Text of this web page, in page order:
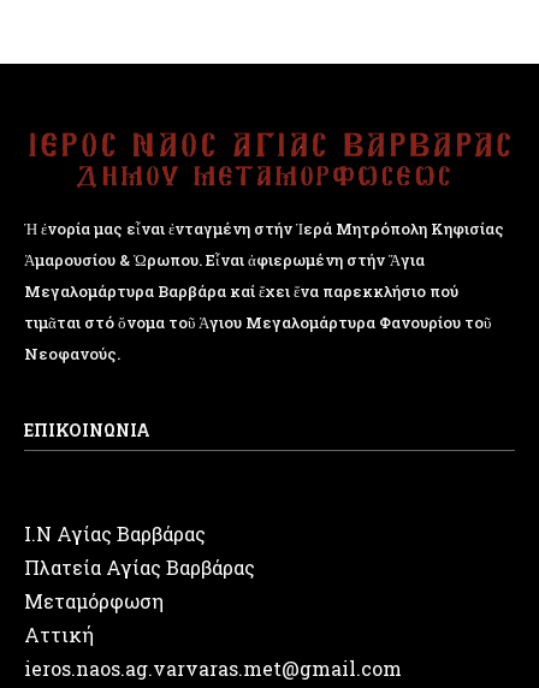
Ἡ ἐνορία μας εἶναι ἐνταγμένη στήν Ἱερά Μητρόπολη Κηφισίας
Ἁμαρουσίου & Ὠρωπου. Εἶναι ἀφιερωμένη στήν Ἅγια
Μεγαλομάρτυρα Βαρβάρα καί ἔχει ἕνα παρεκκλήσιο πού
τιμᾶται στό ὄνομα τοῦ Ἁγιου Μεγαλομάρτυρα Φανουρίου τοῦ
Νεοφανούς.
ΕΠΙΚΟΙΝΩΝΙΑ
Ι.Ν Αγίας Βαρβάρας
Πλατεία Αγίας Βαρβάρας
Μεταμόρφωση
Αττική
ieros.naos.ag.varvaras.met@gmail.com